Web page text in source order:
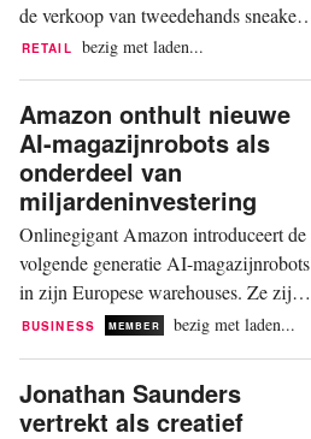
de verkoop van tweedehands sneakers
en kleding. De lancering volgt op de
bouwt voort op de opening van zijn
eerste permanente winkel in NYC en
de aanstaande lancering van StockX
Live, een live shopping-ervaring die
deze zomer debuteert....
RETAIL bezig met laden...
Amazon onthult nieuwe
AI-magazijnrobots als
onderdeel van
miljardeninvestering
Onlinegigant Amazon introduceert de
volgende generatie AI-magazijnrobots
in zijn Europese warehouses. Ze zijn
ontworpen om te reageren op
robot is onthuld door Amazon tijdens
BUSINESS MEMBER bezig met laden...
Jonathan Saunders
vertrekt als creatief